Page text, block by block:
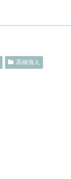
髙橋海人